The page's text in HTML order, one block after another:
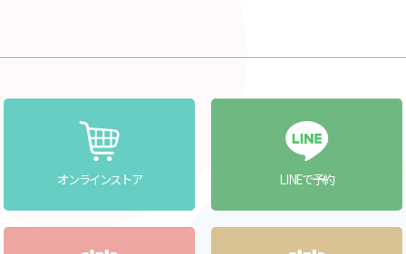
オンラインストア LINEで予約